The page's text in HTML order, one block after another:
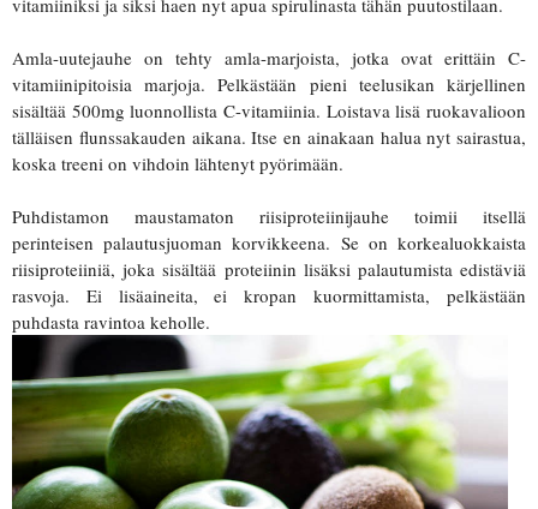
Amla-uutejauhe on tehty amla-marjoista, jotka ovat erittäin C-
vitamiinipitoisia marjoja. Pelkästään pieni teelusikan kärjellinen
sisältää 500mg luonnollista C-vitamiinia. Loistava lisä ruokavalioon
tälläisen flunssakauden aikana. Itse en ainakaan halua nyt sairastua,
koska treeni on vihdoin lähtenyt pyörimään.
Puhdistamon maustamaton riisiproteiinijauhe toimii itsellä
perinteisen palautusjuoman korvikkeena. Se on korkealuokkaista
riisiproteiiniä, joka sisältää proteiinin lisäksi palautumista edistäviä
rasvoja. Ei lisäaineita, ei kropan kuormittamista, pelkästään
puhdasta ravintoa keholle.